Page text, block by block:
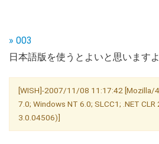
» 003
日本語版を使うとよいと思いますよ
[WISH]-2007/11/08 11:17:42 [Mozilla/
7.0; Windows NT 6.0; SLCC1; .NET CLR
3.0.04506)]